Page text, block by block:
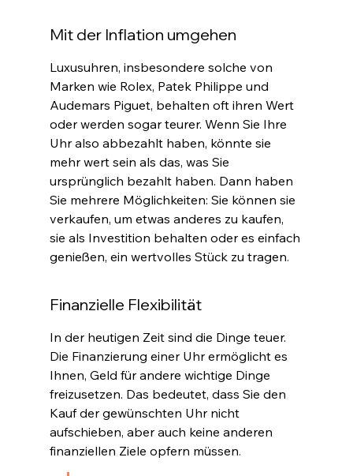
Mit der Inflation umgehen
Luxusuhren, insbesondere solche von
Marken wie Rolex, Patek Philippe und
Audemars Piguet, behalten oft ihren Wert
oder werden sogar teurer. Wenn Sie Ihre
Uhr also abbezahlt haben, könnte sie
mehr wert sein als das, was Sie
ursprünglich bezahlt haben. Dann haben
Sie mehrere Möglichkeiten: Sie können sie
verkaufen, um etwas anderes zu kaufen,
sie als Investition behalten oder es einfach
genießen, ein wertvolles Stück zu tragen.
Finanzielle Flexibilität
In der heutigen Zeit sind die Dinge teuer.
Die Finanzierung einer Uhr ermöglicht es
Ihnen, Geld für andere wichtige Dinge
freizusetzen. Das bedeutet, dass Sie den
Kauf der gewünschten Uhr nicht
aufschieben, aber auch keine anderen
finanziellen Ziele opfern müssen.